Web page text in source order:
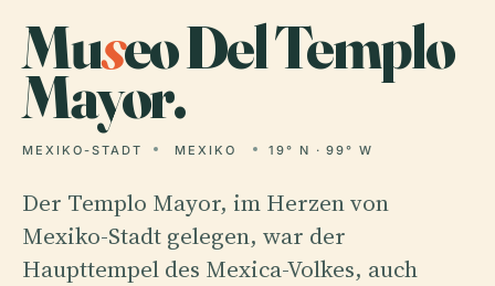
Museo Del Templo
Mayor.
MEXIKO-STADT MEXIKO 19° N · 99° W
Der Templo Mayor, im Herzen von
Mexiko-Stadt gelegen, war der
Haupttempel des Mexica-Volkes, auch